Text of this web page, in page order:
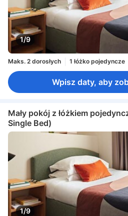
1/9
Maks. 2 dorosłych 1 łóżko pojedyncze
Wpisz daty, aby
Mały pokój z łóżkiem
Single Bed)
1/9